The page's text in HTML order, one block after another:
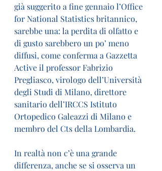
già suggerito a fine gennaio l’Office
for National Statistics britannico,
sarebbe una: la perdita di olfatto e
di gusto sarebbero un po’ meno
diffusi, come conferma a Gazzetta
Active il professor Fabrizio
Pregliasco, virologo dell’Università
degli Studi di Milano, direttore
sanitario dell’IRCCS Istituto
Ortopedico Galeazzi di Milano e
membro del Cts della Lombardia.
In realtà non c’è una grande
differenza, anche se si osserva un